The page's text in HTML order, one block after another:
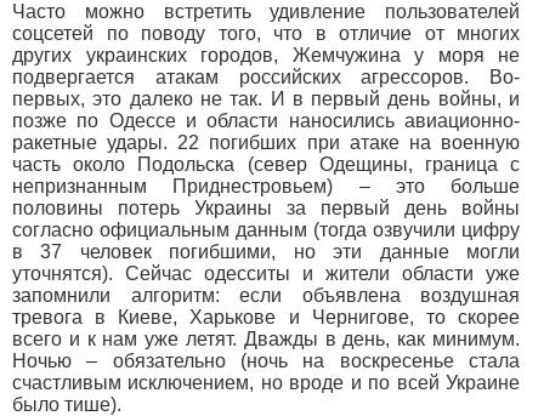
Часто можно встретить удивление пользователей
соцсетей по поводу того, что в отличие от многих
других украинских городов, Жемчужина у моря не
подвергается атакам российских агрессоров. Во-
первых, это далеко не так. И в первый день войны, и
позже по Одессе и области наносились авиационно-
ракетные удары. 22 погибших при атаке на военную
часть около Подольска (север Одещины, граница с
непризнанным Приднестровьем) – это больше
половины потерь Украины за первый день войны
согласно официальным данным (тогда озвучили цифру
в 37 человек погибшими, но эти данные могли
уточнятся). Сейчас одесситы и жители области уже
запомнили алгоритм: если объявлена воздушная
тревога в Киеве, Харькове и Чернигове, то скорее
всего и к нам уже летят. Дважды в день, как минимум.
Ночью – обязательно (ночь на воскресенье стала
счастливым исключением, но вроде и по всей Украине
было тише).